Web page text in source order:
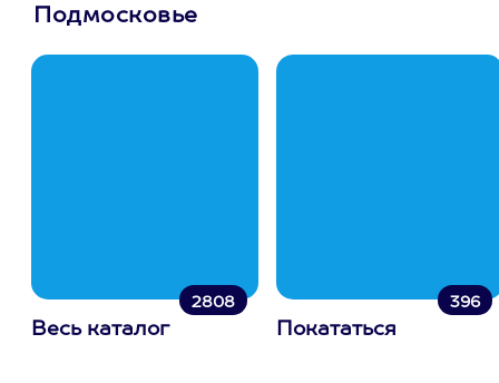
Подмосковье
2808
Весь каталог
396
Покататься